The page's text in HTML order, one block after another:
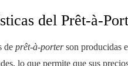
del Prêt-à-
de prêt-à-porterson producidas
lo que permite que sus